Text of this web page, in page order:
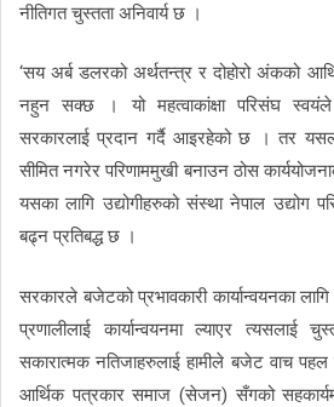
नीतिगत चुस्तता अनिवार्य छ ।
‘सय अर्ब डलरको अर्थतन्त्र र दोहोरो अंकको
नहुन सक्छ । यो महत्वाकांक्षा परिसंघ
सरकारलाई प्रदान गर्दै आइरहेको छ । तर
सीमित नगरेर परिणाममुखी बनाउन ठोस
यसका लागि उद्योगीहरुको संस्था नेपाल उद्योग
बढ्न प्रतिबद्ध छ ।
सरकारले बजेटको प्रभावकारी कार्यान्वयनका लागि
प्रणालीलाई कार्यान्वयनमा ल्याएर
सकारात्मक नतिजाहरुलाई हामीले बजेट वाच
आर्थिक पत्रकार समाज (सेजन) सँगको